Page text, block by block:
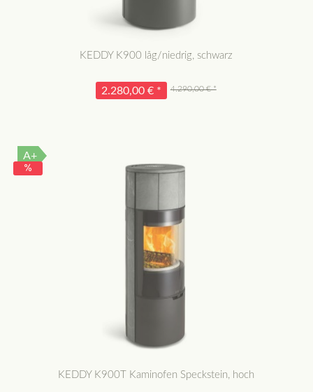
KEDDY K900 låg/niedrig, schwarz
4.290,00 € *
2.280,00 € *
A+
KEDDY K900T Kaminofen Speckstein, hoch